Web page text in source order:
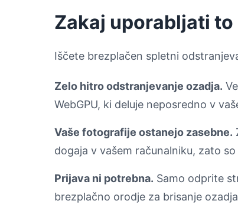
Zakaj uporabljati
Iščete brezplačen spletni
Zelo hitro odstranjevanje ozadja.
WebGPU, ki deluje neposredno v
Vaše fotografije ostanejo zasebne.
dogaja v vašem računalniku, zato
Prijava ni potrebna. Samo odprite
brezplačno orodje za brisanje